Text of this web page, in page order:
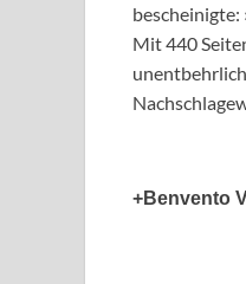
bescheinigte:
Mit 440
+Benvento